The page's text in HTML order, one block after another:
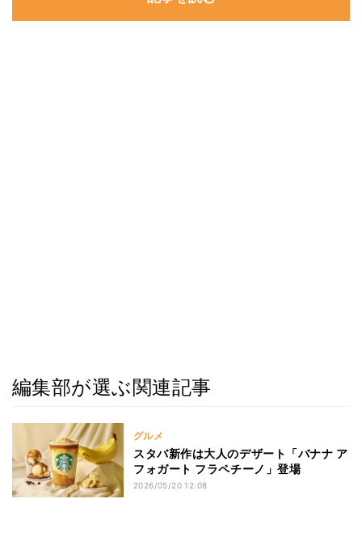
編集部が選ぶ関連記事
グルメ
スタバ新作は大人のデザート「バナナ ア
フォガート フラペチーノ」登場
2026/05/20 12:08